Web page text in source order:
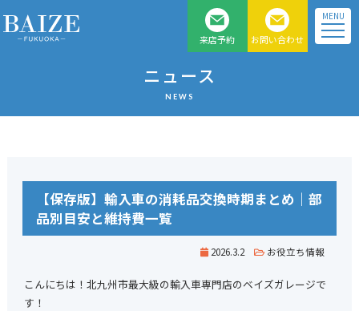
来店予約 お問い合わせ
MENU
ニュース
NEWS
【保存版】輸入車の消耗品交換時期まとめ｜部
品別目安と維持費一覧
2026.3.2 お役立ち情報
こんにちは！北九州市最大級の輸入車専門店のベイズガレージで
す！